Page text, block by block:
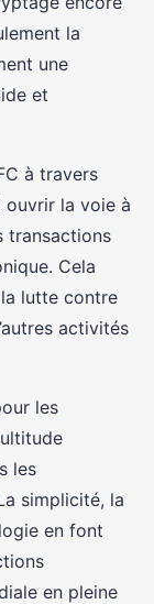
la
une
et
à travers
la voie à
transactions
Cela
lutte contre
activités
les
les
simplicité, la
en font
en pleine